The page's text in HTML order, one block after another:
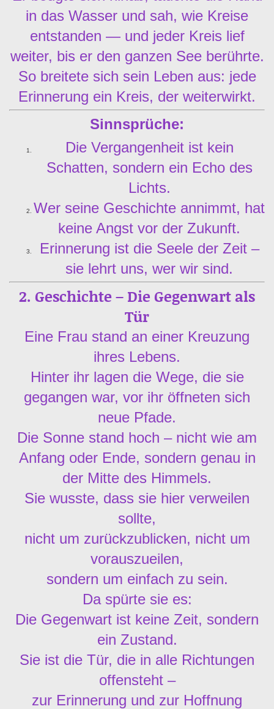
in das Wasser und sah, wie Kreise
entstanden — und jeder Kreis lief
weiter, bis er den ganzen See berührte.
So breitete sich sein Leben aus: jede
Erinnerung ein Kreis, der weiterwirkt.
Sinnsprüche:
Die Vergangenheit ist kein
Schatten, sondern ein Echo des
Lichts.
Wer seine Geschichte annimmt, hat
keine Angst vor der Zukunft.
Erinnerung ist die Seele der Zeit –
sie lehrt uns, wer wir sind.
2. Geschichte – Die Gegenwart als
Tür
Eine Frau stand an einer Kreuzung
ihres Lebens.
Hinter ihr lagen die Wege, die sie
gegangen war, vor ihr öffneten sich
neue Pfade.
Die Sonne stand hoch – nicht wie am
Anfang oder Ende, sondern genau in
der Mitte des Himmels.
Sie wusste, dass sie hier verweilen
sollte,
nicht um zurückzublicken, nicht um
vorauszueilen,
sondern um einfach zu sein.
Da spürte sie es:
Die Gegenwart ist keine Zeit, sondern
ein Zustand.
Sie ist die Tür, die in alle Richtungen
offensteht –
zur Erinnerung und zur Hoffnung